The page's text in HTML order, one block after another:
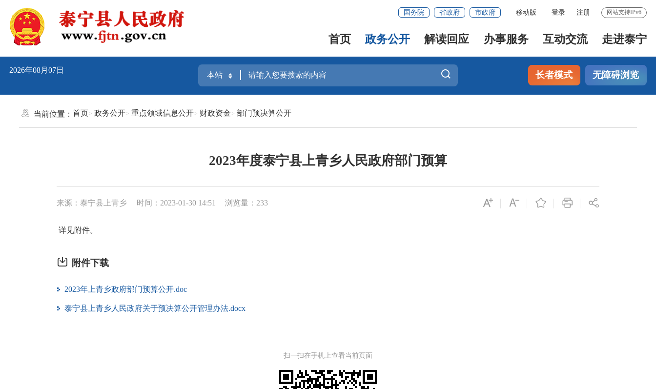
国务院 省政府 市政府 移动版 登录 注册 网站支持IPv6
首页 政务公开 解读回应 办事服务 互动交流 走进泰宁
2026年08月07日 长者模式 无障碍浏览
当前位置：首页 政务公开 重点领域信息公开 财政资金 部门预决算公开
2023年度泰宁县上青乡人民政府部门预算
来源：泰宁县上青乡 时间：2023-01-30 14:51 浏览量：233
详见附件。
附件下载
2023年上青乡政府部门预算公开.doc
泰宁县上青乡人民政府关于预决算公开管理办法.docx
扫一扫在手机上查看当前页面